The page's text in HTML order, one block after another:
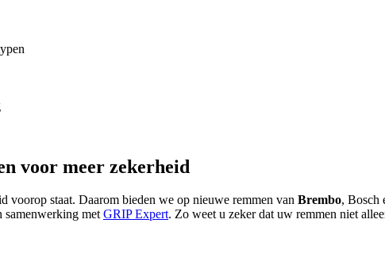
voor meer zekerheid
staat. Daarom bieden we op nieuwe remmen van Brembo, Bosch
samenwerking metGRIP Expert. Zo weet u zeker dat uw remmen niet